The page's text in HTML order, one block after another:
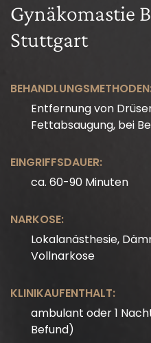
Gynäkomastie
Stuttgart
Entfernung von
Fettabsaugung, bei
EINGRIFFSDAUER:
ca. 60-90 Minuten
NARKOSE:
Lokalanästhesie,
Vollnarkose
KLINIKAUFENTHALT:
ambulant oder 1
Befund)